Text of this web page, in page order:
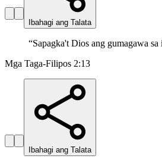
Ibahagi ang Talata
“Sapagka't Dios ang gumagawa
Mga Taga-Filipos 2:13
Ibahagi ang Talata